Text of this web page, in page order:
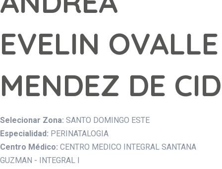
EVELIN OVALLE
MENDEZ DE CID
Selecionar Zona: SANTO DOMINGO ESTE
Especialidad: PERINATALOGIA
Centro Médico: CENTRO MEDICO INTEGRAL SANTANA
GUZMAN - INTEGRAL I